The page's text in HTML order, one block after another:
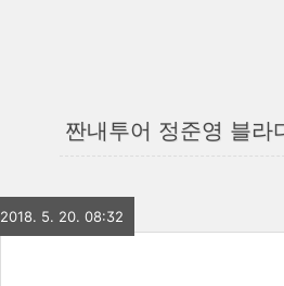
짠내투어 정준영 블
2018. 5. 20. 08:32